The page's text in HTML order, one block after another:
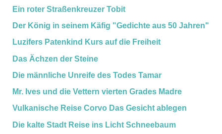
Ein roter Straßenkreuzer Tobit
Der König in seinem Käfig "Gedichte aus 50 Jahren"
Luzifers Patenkind Kurs auf die Freiheit
Das Ächzen der Steine
Die männliche Unreife des Todes Tamar
Mr. Ives und die Vettern vierten Grades Madre
Vulkanische Reise Corvo Das Gesicht ablegen
Die kalte Stadt Reise ins Licht Schneebaum